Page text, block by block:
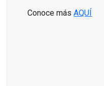
Conoce másAQUÍ